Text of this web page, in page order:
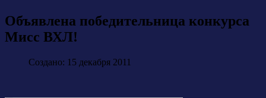
Объявлена победительница конкурса
Мисс ВХЛ!
Создано: 15 декабря 2011